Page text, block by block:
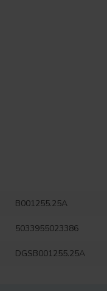
B001255.25A
5033955023386
DGSB001255.25A